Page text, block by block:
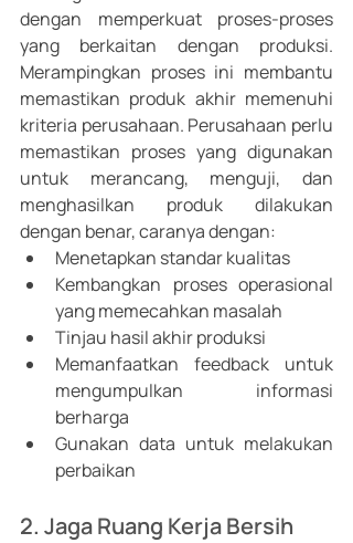
dengan memperkuat proses-proses
yang berkaitan dengan produksi.
Merampingkan proses ini membantu
memastikan produk akhir memenuhi
kriteria perusahaan. Perusahaan perlu
memastikan proses yang digunakan
untuk merancang, menguji, dan
menghasilkan produk dilakukan
dengan benar, caranya dengan:
Menetapkan standar kualitas
Kembangkan proses operasional
yang memecahkan masalah
Tinjau hasil akhir produksi
Memanfaatkan feedback untuk
mengumpulkan informasi
berharga
Gunakan data untuk melakukan
perbaikan
2. Jaga Ruang Kerja Bersih